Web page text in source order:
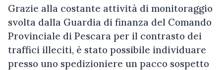
Grazie alla costante attività di monitoraggio
svolta dalla Guardia di finanza del Comando
Provinciale di Pescara per il contrasto dei
traffici illeciti, è stato possibile individuare
presso uno spedizioniere un pacco sospetto